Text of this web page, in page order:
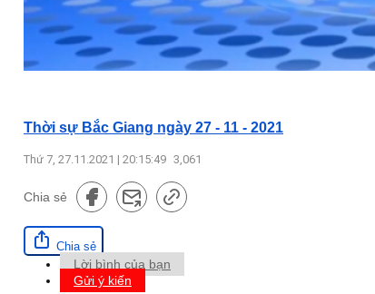
Thời sự Bắc Giang ngày 27 - 11 - 2021
Thứ 7, 27.11.2021 | 20:15:49 3,061
Chia sẻ
Chia sẻ
Lời bình của bạn
Gửi ý kiến